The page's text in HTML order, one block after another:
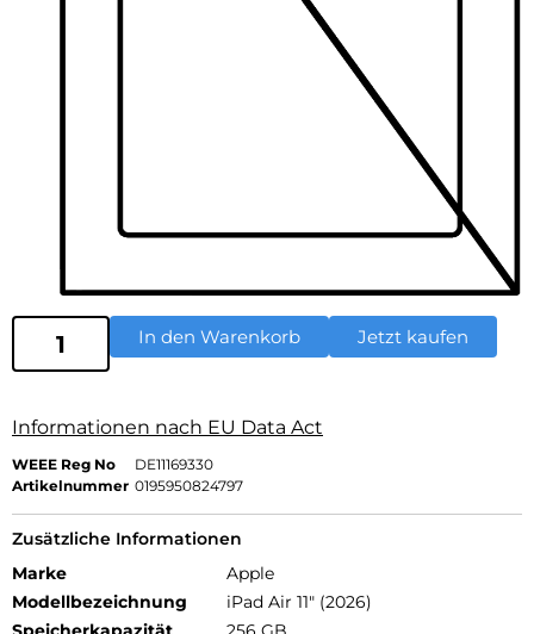
In den Warenkorb Jetzt kaufen
Informationen nach EU Data Act
WEEE Reg No
DE11169330
Artikelnummer 0195950824797
Zusätzliche Informationen
Marke
Apple
Modellbezeichnung
iPad Air 11" (2026)